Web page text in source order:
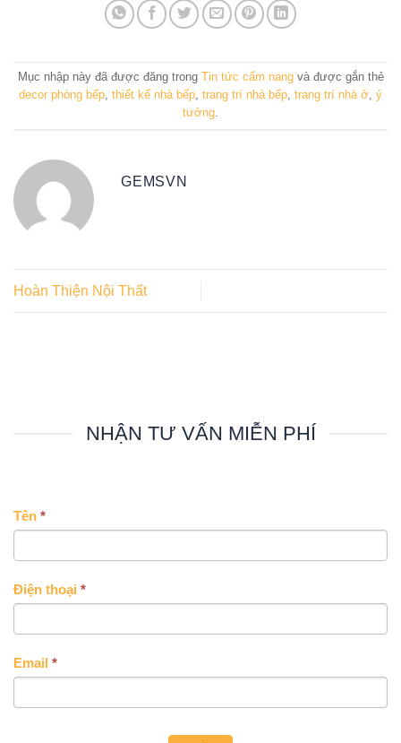
Mục nhập này đã được đăng trong Tin tức cẩm nangvà được gắn thẻ
decor phòng bếp, thiết kế nhà bếp, trang trí nhà bếp, trang trí nhà ở, ý
tưởng.
GEMSVN
Hoàn Thiện Nội Thất
NHẬN TƯ VẤN MIỄN PHÍ
CONTACT
Tên *
Điện thoại *
Email *